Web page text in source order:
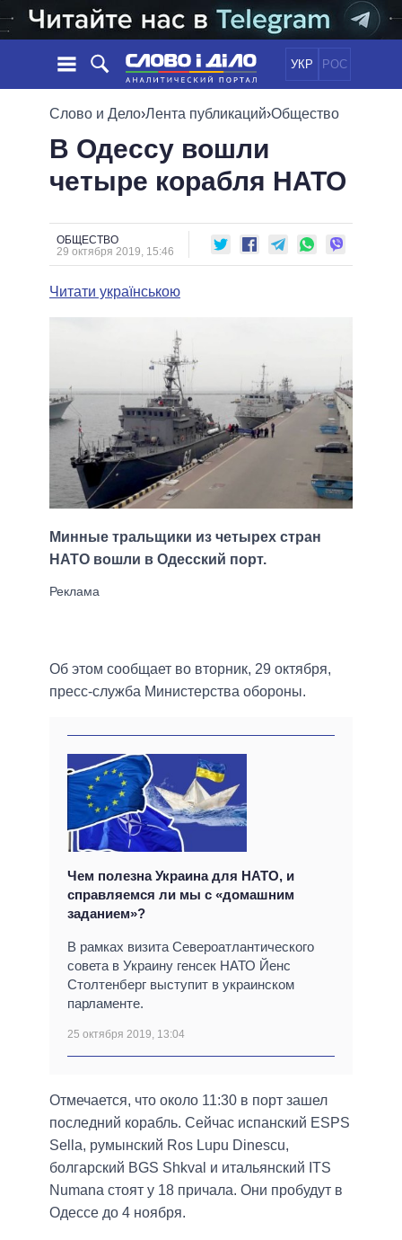
УКР РОС
НОВОСТИ
ЛЕНТА
СОБЫТИЯ
МНЕНИЯ
ОБЗОРЫ
ДАЙДЖЕСТЫ
ПОЛИТИКА
ЭКОНОМИКА
ОБЕЩАНИЯ
ПОЛИТИКИ
ВСЕ ПОЛИТИКИ
ПРЕЗИДЕНТ И ОФИС
ВЕРХОВНАЯ РАДА
ГЛАВЫ ОБЛАДМИНИСТРАЦИЙ
ВСЕ ПЕРСОНЫ
ИНФОГРАФИКА
ВИДЕО
СРАВНЕНИЕ ПОЛИТИКОВ
Слово и Дело›Лента публикаций›Общество
В Одессу вошли
четыре корабля НАТО
ОБЩЕСТВО
29 октября 2019, 15:46
Читати українською
Минные тральщики из четырех стран
НАТО вошли в Одесский порт.
Об этом сообщает во вторник, 29 октября,
пресс-служба Министерства обороны.
Чем полезна Украина для НАТО, и
справляемся ли мы с «домашним
заданием»?
В рамках визита Североатлантического
совета в Украину генсек НАТО Йенс
Столтенберг выступит в украинском
парламенте.
25 октября 2019, 13:04
Отмечается, что около 11:30 в порт зашел
последний корабль. Сейчас испанский ESPS
Sella, румынский Ros Lupu Dinescu,
болгарский BGS Shkval и итальянский ITS
Numana стоят у 18 причала. Они пробудут в
Одессе до 4 ноября.